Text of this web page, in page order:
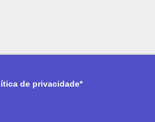
de privacidade*